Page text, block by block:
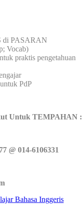
di PASARAN
Vocab)
praktis pengetahuan
PdP
Untuk TEMPAHAN :
@ 014-6106331
Bahasa Inggeris